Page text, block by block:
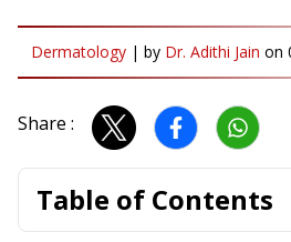
Dermatology | by Dr. Adithi Jain on
Share :
Table of Contents